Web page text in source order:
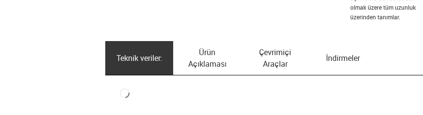
olmak üzere tüm uzunluk
üzerinden tanımlar.
Teknik veriler:
Ürün
Açıklaması
Çevrimiçi
Araçlar
İndirmeler